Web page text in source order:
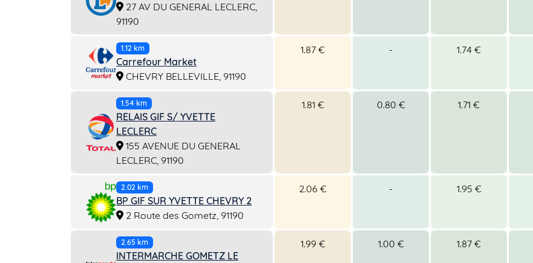
27 AV DU GENERAL LECLERC,
91190
1.12 km
Carrefour Market
CHEVRY BELLEVILLE, 91190
1.87 € - 1.74 €
1.54 km
RELAIS GIF S/ YVETTE
LECLERC
155 AVENUE DU GENERAL
LECLERC, 91190
1.81 € 0.80 € 1.71 €
2.02 km
BP GIF SUR YVETTE CHEVRY 2
2 Route des Gometz, 91190
2.06 € - 1.95 €
2.65 km
INTERMARCHE GOMETZ LE
1.99 € 1.00 € 1.87 €